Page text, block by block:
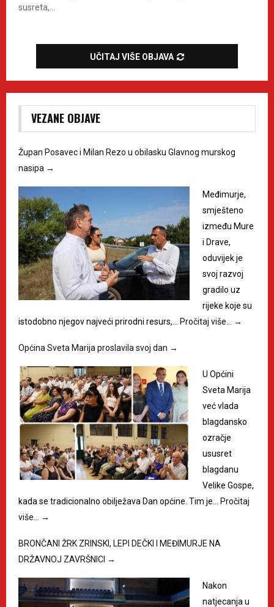
susreta,...
UČITAJ VIŠE OBJAVA
VEZANE OBJAVE
Župan Posavec i Milan Rezo u obilasku Glavnog murskog
nasipa →
Međimurje,
smješteno
između Mure
i Drave,
oduvijek je
svoj razvoj
gradilo uz
rijeke koje su
istodobno njegov najveći prirodni resurs,…
Pročitaj više… →
Općina Sveta Marija proslavila svoj dan →
U Općini
Sveta Marija
već vlada
blagdansko
ozračje
ususret
blagdanu
Velike Gospe,
kada se tradicionalno obilježava Dan općine. Tim je…
Pročitaj
više…
→
BRONČANI ŽRK ZRINSKI, LEPI DEČKI I MEĐIMURJE NA
DRŽAVNOJ ZAVRŠNICI →
Nakon
natjecanja u